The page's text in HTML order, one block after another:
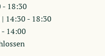
- 18:30
14:30 - 18:30
- 14:00